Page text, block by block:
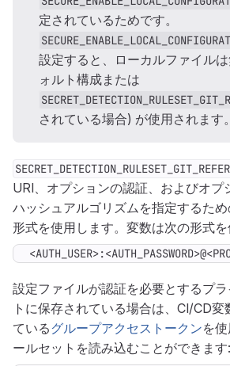
定されているためです。
設定すると、ローカルファイル
ォルト構成または
されている場合) が使用されます。
URI、オプションの認証、およびオプ
ハッシュアルゴリズムを指定するた
形式を使用します。変数は次の形式
設定ファイルが認証を必要とするプ
トに保存されている場合は、CI/CD
ているグループアクセストークンを
ールセットを読み込むことができます: